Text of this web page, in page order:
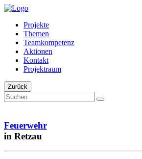
Projekte
Themen
Teamkompetenz
Aktionen
Kontakt
Projektraum
Zurück
Feuerwehr
in Retzau